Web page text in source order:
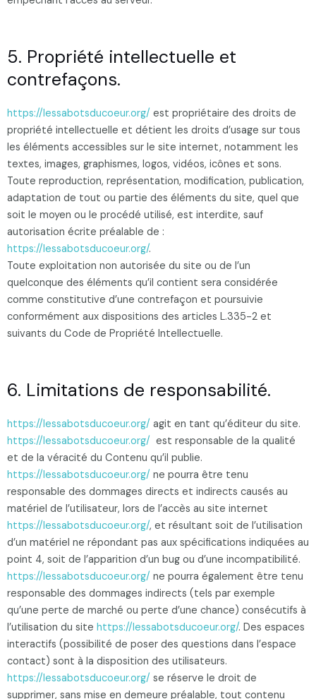
5. Propriété intellectuelle et
contrefaçons.
https://lessabotsducoeur.org/ est propriétaire des droits de
propriété intellectuelle et détient les droits d’usage sur tous
les éléments accessibles sur le site internet, notamment les
textes, images, graphismes, logos, vidéos, icônes et sons.
Toute reproduction, représentation, modification, publication,
adaptation de tout ou partie des éléments du site, quel que
soit le moyen ou le procédé utilisé, est interdite, sauf
autorisation écrite préalable de :
https://lessabotsducoeur.org/.
Toute exploitation non autorisée du site ou de l’un
quelconque des éléments qu’il contient sera considérée
comme constitutive d’une contrefaçon et poursuivie
conformément aux dispositions des articles L.335-2 et
suivants du Code de Propriété Intellectuelle.
6. Limitations de responsabilité.
https://lessabotsducoeur.org/ agit en tant qu’éditeur du site.
https://lessabotsducoeur.org/ est responsable de la qualité
et de la véracité du Contenu qu’il publie.
https://lessabotsducoeur.org/ ne pourra être tenu
responsable des dommages directs et indirects causés au
matériel de l’utilisateur, lors de l’accès au site internet
https://lessabotsducoeur.org/, et résultant soit de l’utilisation
d’un matériel ne répondant pas aux spécifications indiquées au
point 4, soit de l’apparition d’un bug ou d’une incompatibilité.
https://lessabotsducoeur.org/ ne pourra également être tenu
responsable des dommages indirects (tels par exemple
qu’une perte de marché ou perte d’une chance) consécutifs à
l’utilisation du site https://lessabotsducoeur.org/. Des espaces
interactifs (possibilité de poser des questions dans l’espace
contact) sont à la disposition des utilisateurs.
https://lessabotsducoeur.org/ se réserve le droit de
supprimer, sans mise en demeure préalable, tout contenu